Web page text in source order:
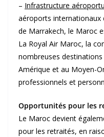
– Infrastructure
aéroports internationaux
de Marrakech, le Maroc
La Royal Air Maroc, la
nombreuses
Amérique et au Moyen-
professionnels et
Opportunités pour les
Le Maroc devient
pour les retraités, en